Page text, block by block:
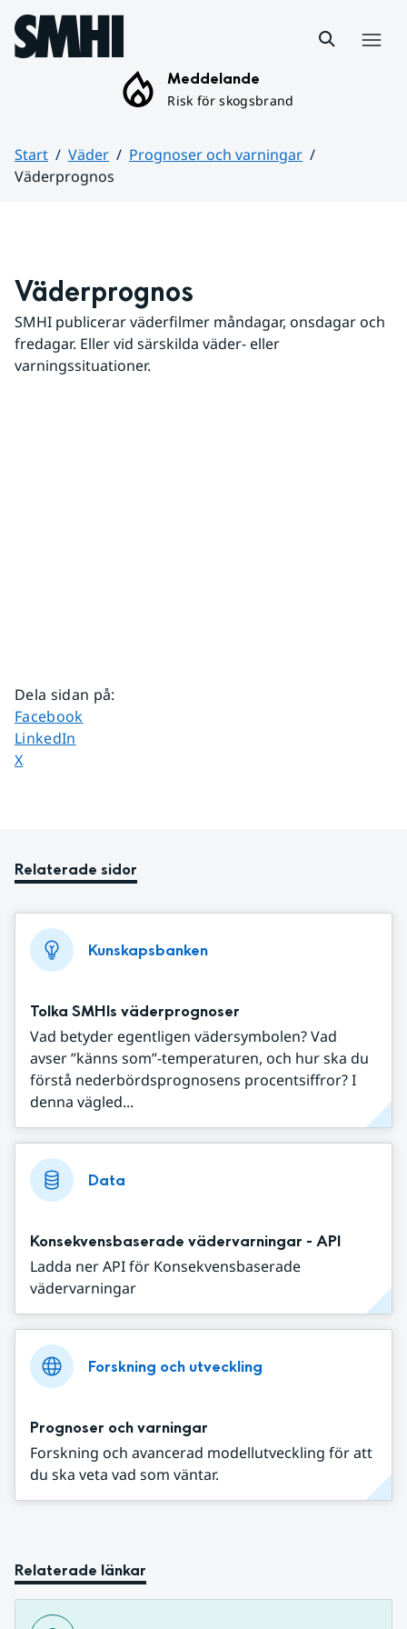
Hoppa till sidans innehåll
Meddelande
Risk för skogsbrand
Start Väder
Prognoser och varningar
Väderprognos
Väderprognos
SMHI publicerar väderfilmer måndagar, onsdagar och
fredagar. Eller vid särskilda väder- eller
varningssituationer.
Dela sidan på:
Dela sidan på
Facebook
Dela sidan på
LinkedIn
Dela sidan på
X
Relaterade sidor
Kunskapsbanken
Tolka SMHIs väderprognoser
Vad betyder egentligen vädersymbolen? Vad
avser ”känns som”-temperaturen, och hur ska du
förstå nederbördsprognosens procentsiffror? I
denna vägled...
Data
Konsekvensbaserade vädervarningar - API
Ladda ner API för Konsekvensbaserade
vädervarningar
Forskning och utveckling
Prognoser och varningar
Forskning och avancerad modellutveckling för att
du ska veta vad som väntar.
Relaterade länkar